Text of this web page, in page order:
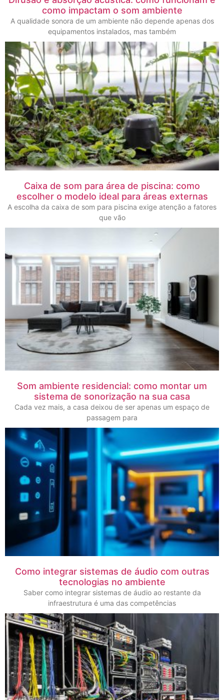
como impactam o som ambiente
A qualidade sonora de um ambiente não depende apenas dos
equipamentos instalados, mas também
Caixa de som para área de piscina: como
escolher o modelo ideal para áreas externas
A escolha da caixa de som para piscina exige atenção a fatores
que vão
Som ambiente residencial: como montar um
sistema de sonorização na sua casa
Cada vez mais, a casa deixou de ser apenas um espaço de
passagem para
Como integrar sistemas de áudio com outras
tecnologias no ambiente
Saber como integrar sistemas de áudio ao restante da
infraestrutura é uma das competências